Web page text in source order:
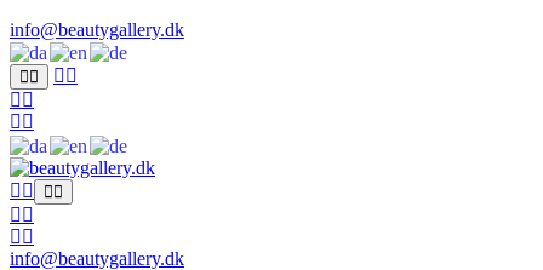
info@beautygallery.dk
info@beautygallery.dk